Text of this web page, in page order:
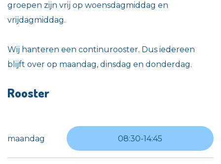
groepen zijn vrij op woensdagmiddag en
vrijdagmiddag.
Wij hanteren een continurooster. Dus iedereen
blijft over op maandag, dinsdag en donderdag.
Rooster
maandag 08:30-14:45